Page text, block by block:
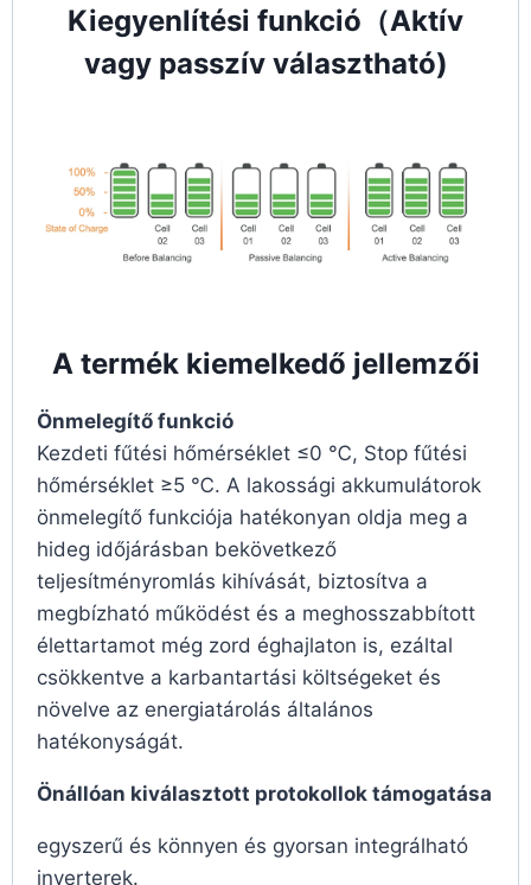
Kiegyenlítési funkció（Aktív
vagy passzív választható)
A termék kiemelkedő jellemzői
Önmelegítő funkció
Kezdeti fűtési hőmérséklet ≤0 ℃, Stop fűtési
hőmérséklet ≥5 ℃. A lakossági akkumulátorok
önmelegítő funkciója hatékonyan oldja meg a
hideg időjárásban bekövetkező
teljesítményromlás kihívását, biztosítva a
megbízható működést és a meghosszabbított
élettartamot még zord éghajlaton is, ezáltal
csökkentve a karbantartási költségeket és
növelve az energiatárolás általános
hatékonyságát.
Önállóan kiválasztott protokollok támogatása
egyszerű és könnyen és gyorsan integrálható
inverterek.